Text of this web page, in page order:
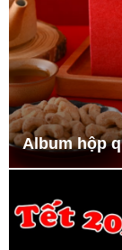
Album hộp